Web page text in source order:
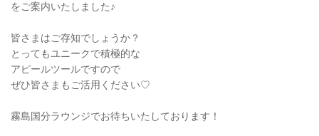
をご案内いたしました♪
皆さまはご存知でしょうか？
とってもユニークで積極的な
アピールツールですので
ぜひ皆さまもご活用ください♡
霧島国分ラウンジでお待ちいたしております！